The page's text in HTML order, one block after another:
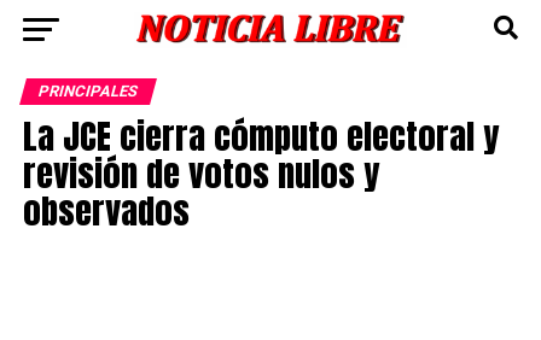
PRINCIPALES
La JCE cierra cómputo electoral y
revisión de votos nulos y
observados